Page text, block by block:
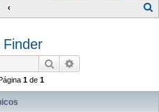
i
Finder
Pesquisar
1 de 1